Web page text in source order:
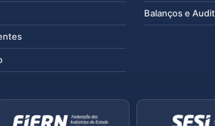
Balanços e